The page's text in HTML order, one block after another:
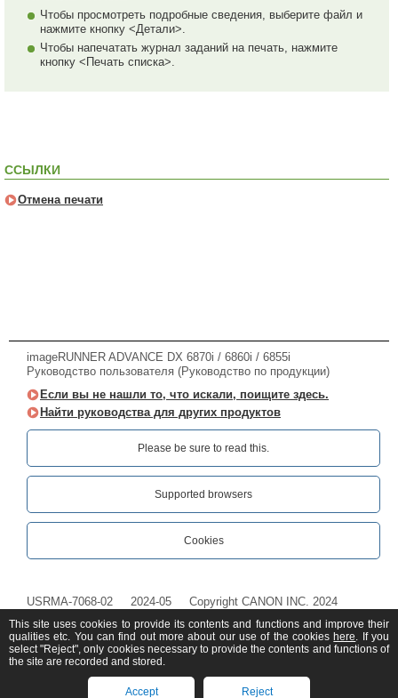
Чтобы просмотреть подробные сведения, выберите файл и
нажмите кнопку <Детали>.
Чтобы напечатать журнал заданий на печать, нажмите
кнопку <Печать списка>.
ССЫЛКИ
Отмена печати
imageRUNNER ADVANCE DX 6870i / 6860i / 6855i
Руководство пользователя (Руководство по продукции)
Если вы не нашли то, что искали, поищите здесь.
Найти руководства для других продуктов
Please be sure to read this.‎
Supported browsers
Cookies
USRMA-7068-02 2024-05 Copyright CANON INC. 2024
This site uses cookies to provide its contents and functions and improve their
qualities etc. You can find out more about our use of the cookies here. If you
select "Reject", only cookies necessary to provide the contents and functions of
the site are recorded and stored.
Accept Reject